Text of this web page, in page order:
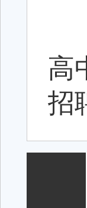
高
招